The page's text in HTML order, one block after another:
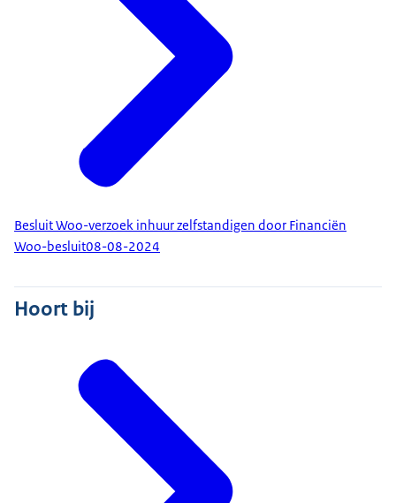
Besluit Woo-verzoek inhuur zelfstandigen door Financiën
Woo-besluit08-08-2024
Hoort bij